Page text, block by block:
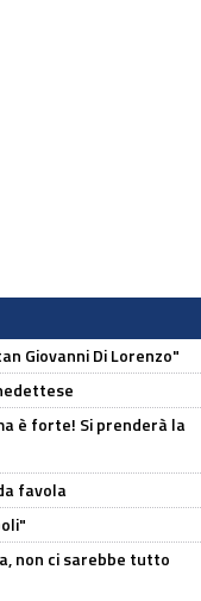
Giovanni Di Lorenzo"
è forte! Si prenderà la
favola
non ci sarebbe tutto